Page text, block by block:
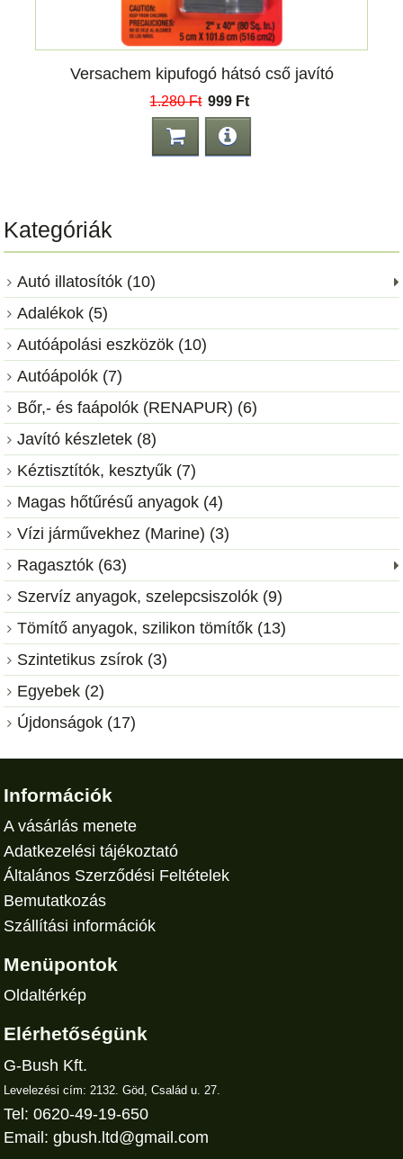
Versachem kipufogó hátsó cső javító
1.280 Ft 999 Ft
Kategóriák
Autó illatosítók (10)
Adalékok (5)
Autóápolási eszközök (10)
Autóápolók (7)
Bőr,- és faápolók (RENAPUR) (6)
Javító készletek (8)
Kéztisztítók, kesztyűk (7)
Magas hőtűrésű anyagok (4)
Vízi járművekhez (Marine) (3)
Ragasztók (63)
Szervíz anyagok, szelepcsiszolók (9)
Tömítő anyagok, szilikon tömítők (13)
Szintetikus zsírok (3)
Egyebek (2)
Újdonságok (17)
Információk
A vásárlás menete
Adatkezelési tájékoztató
Általános Szerződési Feltételek
Bemutatkozás
Szállítási információk
Menüpontok
Oldaltérkép
Elérhetőségünk
G-Bush Kft.
Levelezési cím: 2132. Göd, Család u. 27.
Tel: 0620-49-19-650
Email:gbush.ltd@gmail.com